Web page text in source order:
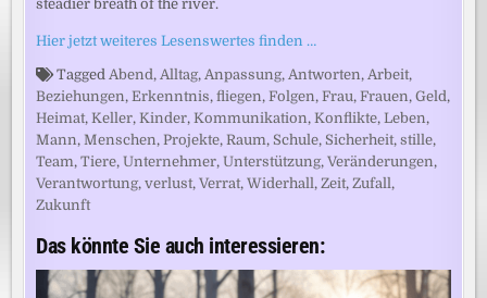
steadier breath of the river.
Hier jetzt weiteres Lesenswertes finden …
TaggedAbend,Alltag,Anpassung,Antworten,Arbeit,
Beziehungen,Erkenntnis,fliegen,Folgen,Frau,Frauen,Geld,
Heimat,Keller,Kinder,Kommunikation,Konflikte,Leben,
Mann,Menschen,Projekte,Raum, Schule, Sicherheit,stille,
Team,Tiere,Unternehmer,Unterstützung,Veränderungen,
Verantwortung,verlust,Verrat,Widerhall,Zeit,Zufall,
Zukunft
Das könnte Sie auch interessieren: